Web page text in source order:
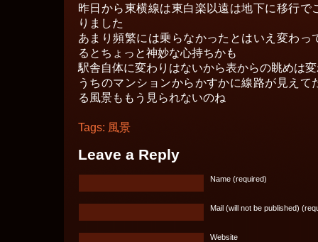
昨日から東横線は東白楽以遠は地下に移行で
りました
あまり頻繁には乗らなかったとはいえ変わっ
るとちょっと神妙な心持ちかも
駅舎自体に変わりはないから表からの眺めは
うちのマンションからかすかに線路が見えて
る風景ももう見られないのね
Tags: 風景
Leave a Reply
Name (required)
Mail (will not be published)
Website